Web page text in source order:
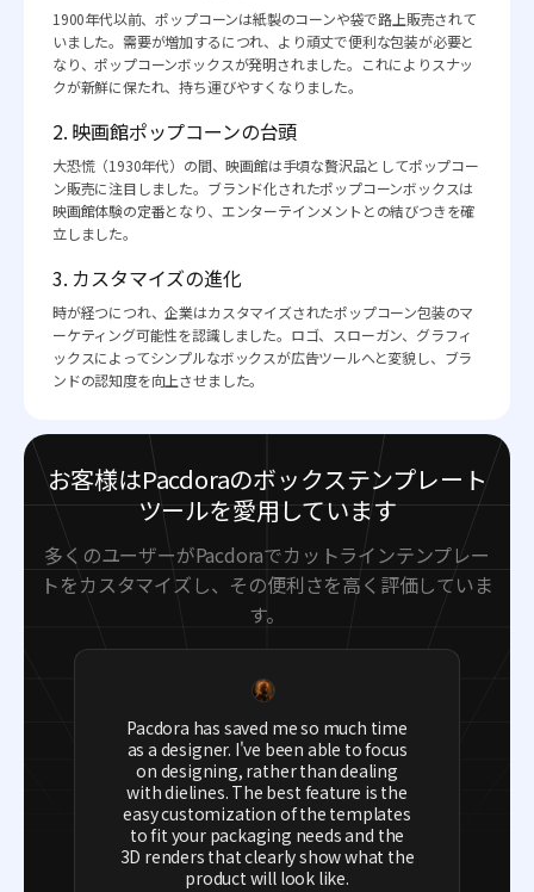
1900年代以前、ポップコーンは紙製のコーンや袋で路上販売されて
いました。需要が増加するにつれ、より頑丈で便利な包装が必要と
なり、ポップコーンボックスが発明されました。これによりスナッ
クが新鮮に保たれ、持ち運びやすくなりました。
2. 映画館ポップコーンの台頭
大恐慌（1930年代）の間、映画館は手頃な贅沢品としてポップコー
ン販売に注目しました。ブランド化されたポップコーンボックスは
映画館体験の定番となり、エンターテインメントとの結びつきを確
立しました。
3. カスタマイズの進化
時が経つにつれ、企業はカスタマイズされたポップコーン包装のマ
ーケティング可能性を認識しました。ロゴ、スローガン、グラフィ
ックスによってシンプルなボックスが広告ツールへと変貌し、ブラ
ンドの認知度を向上させました。
お客様はPacdoraのボックステンプレート
ツールを愛用しています
多くのユーザーがPacdoraでカットラインテンプレー
トをカスタマイズし、その便利さを高く評価していま
す。
Pacdora has saved me so much time
as a designer. I've been able to focus
on designing, rather than dealing
with dielines. The best feature is the
easy customization of the templates
to fit your packaging needs and the
3D renders that clearly show what the
product will look like.